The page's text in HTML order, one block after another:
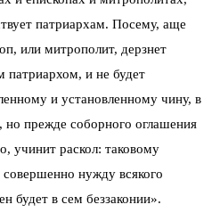
патриархам. Посему, аще
или митрополит, дерзнет
патриархом, и не будет
и установленному чину, в
но прежде соборного оглашения
учинит раскол: таковому
нужду всякого
будет в сем беззаконии».